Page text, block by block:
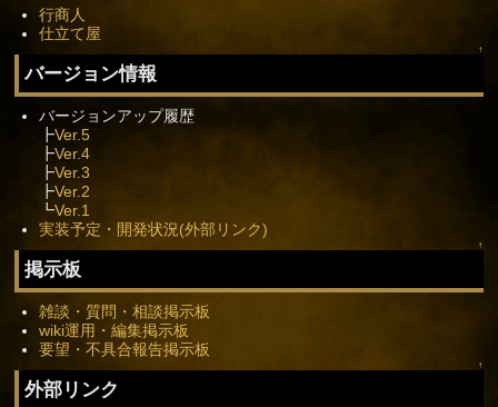
行商人
仕立て屋
↑
バージョン情報
バージョンアップ履歴
┣Ver.5
┣Ver.4
┣Ver.3
┣Ver.2
┗Ver.1
実装予定・開発状況(外部リンク)
↑
掲示板
雑談・質問・相談掲示板
wiki運用・編集掲示板
要望・不具合報告掲示板
↑
外部リンク